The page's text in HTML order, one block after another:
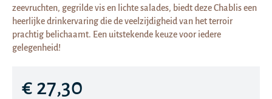
zeevruchten, gegrilde vis en lichte salades, biedt deze Chablis een
heerlijke drinkervaring die de veelzijdigheid van het terroir
prachtig belichaamt. Een uitstekende keuze voor iedere
gelegenheid!
€ 27,30